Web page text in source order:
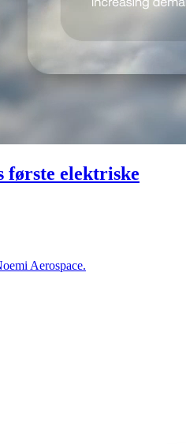
første elektriske
Aerospace.